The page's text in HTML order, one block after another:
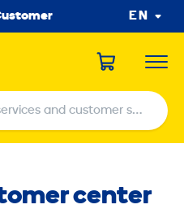
EN
customer service centers
customer service centers
center